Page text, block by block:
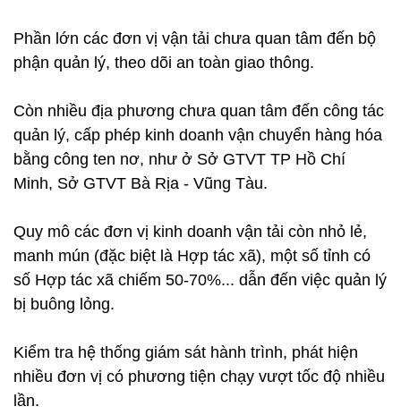
Phần lớn các đơn vị vận tải chưa quan tâm đến bộ
phận quản lý, theo dõi an toàn giao thông.
Còn nhiều địa phương chưa quan tâm đến công tác
quản lý, cấp phép kinh doanh vận chuyển hàng hóa
bằng công ten nơ, như ở Sở GTVT TP Hồ Chí
Minh, Sở GTVT Bà Rịa - Vũng Tàu.
Quy mô các đơn vị kinh doanh vận tải còn nhỏ lẻ,
manh mún (đặc biệt là Hợp tác xã), một số tỉnh có
số Hợp tác xã chiếm 50-70%... dẫn đến việc quản lý
bị buông lỏng.
Kiểm tra hệ thống giám sát hành trình, phát hiện
nhiều đơn vị có phương tiện chạy vượt tốc độ nhiều
lần.